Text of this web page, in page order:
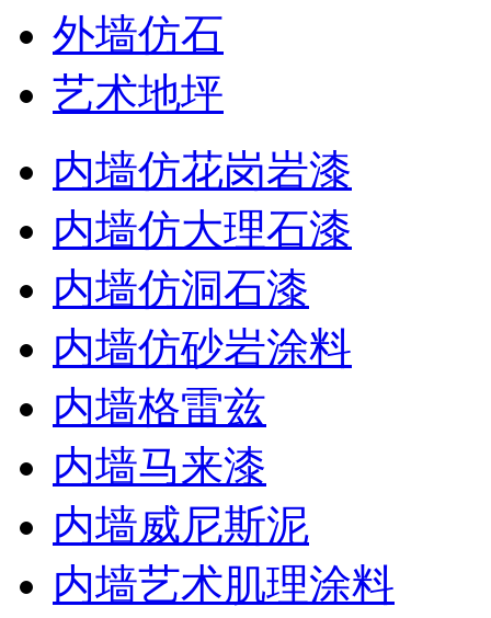
外墙仿石
艺术地坪
内墙仿花岗岩漆
内墙仿大理石漆
内墙仿洞石漆
内墙仿砂岩涂料
内墙格雷兹
内墙马来漆
内墙威尼斯泥
内墙艺术肌理涂料